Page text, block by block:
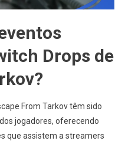
Drops de
From Tarkov têm sido
jogadores, oferecendo
que assistem a streamers